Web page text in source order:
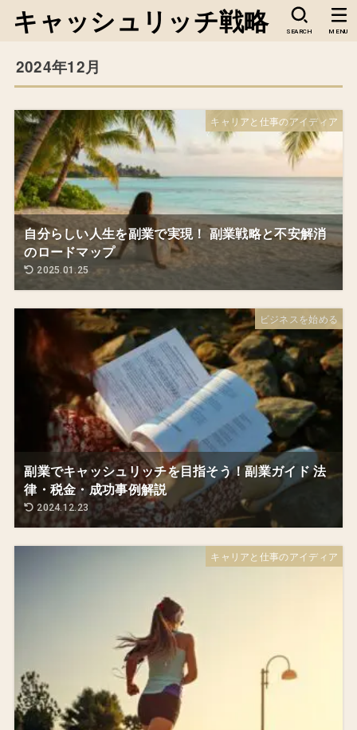
キャッシュリッチ戦略 SEARCH MENU
2024年12月
キャリアと仕事のアイディア
自分らしい人生を副業で実現！ 副業戦略と不安解消
のロードマップ
2025.01.25
ビジネスを始める
副業でキャッシュリッチを目指そう！副業ガイド 法
律・税金・成功事例解説
2024.12.23
キャリアと仕事のアイディア